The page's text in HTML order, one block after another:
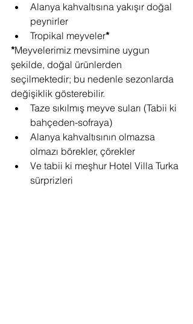
Alanya kahvaltısına yakışır doğal
peynirler
Tropikal meyveler*
*Meyvelerimiz mevsimine uygun
şekilde, doğal ürünlerden
seçilmektedir; bu nedenle sezonlarda
değişiklik gösterebilir.
Taze sıkılmış meyve suları (Tabii ki
bahçeden-sofraya)
Alanya kahvaltısının olmazsa
olmazı börekler, çörekler
Ve tabii ki meşhur Hotel Villa Turka
sürprizleri